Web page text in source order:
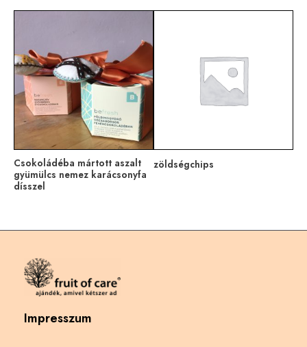
Csokoládéba mártott aszalt
gyümülcs nemez karácsonyfa
dísszel
zöldségchips
Impresszum